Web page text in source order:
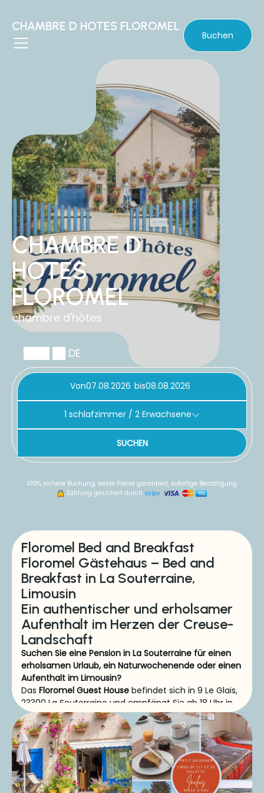
CHAMBRE D HOTES FLOROMEL
Buchen
CHAMBRE D
HOTES
FLOROMEL
chambre d'hôtes
DE
Von bis
1 schlafzimmer / 2 Erwachsene
SUCHEN
100% sichere Buchung, beste Preise garantiert, sofortige Bestätigung
Zahlung gesichert durch
Floromel Bed and Breakfast
Floromel Gästehaus – Bed and
Breakfast in La Souterraine,
Limousin
Ein authentischer und erholsamer
Aufenthalt im Herzen der Creuse-
Landschaft
Suchen Sie eine Pension in La Souterraine für einen
erholsamen Urlaub, ein Naturwochenende oder einen
Aufenthalt im Limousin?
Das Floromel Guest House befindet sich in 9 Le Glais,
23300 La Souterraine und empfängt Sie ab 18 Uhr in
einer grünen, ruhigen und warmen Umgebung.
Entdecken Sie unsere Oase der
Ruhe in der Nähe von La
Souterraine